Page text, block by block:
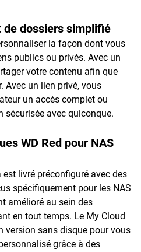
dossiers simplifié
la façon dont vous
publics ou privés. Avec un
votre contenu afin que
Avec un lien privé, vous
un accès complet ou
sécurisée avec quiconque.
WD Red pour NAS
est livré préconfiguré avec des
spécifiquement pour les NAS
amélioré au sein des
en tout temps. Le My Cloud
version sans disque pour vous
grâce à des